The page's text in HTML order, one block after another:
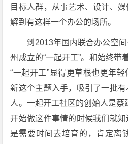
目标人群，从事艺术、设计、
解到有这样一个办公的场所。
到2013年国内联合办公空
州成立的“一起开工”。和始终带
“一起开工”显得更草根也更年
新这个主题入手，吸引了一批
人。一起开工社区的创始人是蔡
开始做这件事情的时候我们就
是需要时间去培育的，肯定离